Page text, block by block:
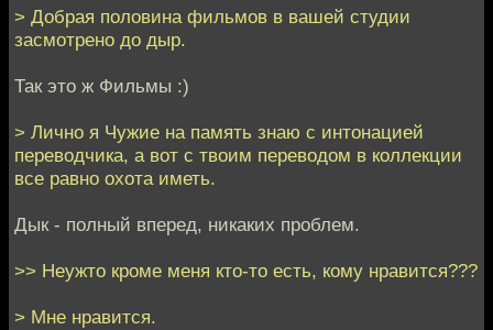
> Добрая половина фильмов в вашей студии
засмотрено до дыр.
Так это ж Фильмы :)
> Лично я Чужие на память знаю с интонацией
переводчика, а вот с твоим переводом в коллекции
все равно охота иметь.
Дык - полный вперед, никаких проблем.
>> Неужто кроме меня кто-то есть, кому нравится???
> Мне нравится.